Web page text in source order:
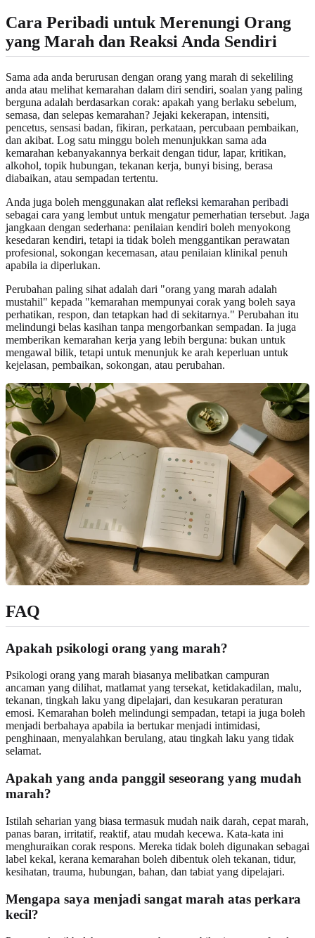
Cara Peribadi untuk Merenungi Orang
yang Marah dan Reaksi Anda Sendiri
Sama ada anda berurusan dengan orang yang marah di sekeliling
anda atau melihat kemarahan dalam diri sendiri, soalan yang paling
berguna adalah berdasarkan corak: apakah yang berlaku sebelum,
semasa, dan selepas kemarahan? Jejaki kekerapan, intensiti,
pencetus, sensasi badan, fikiran, perkataan, percubaan pembaikan,
dan akibat. Log satu minggu boleh menunjukkan sama ada
kemarahan kebanyakannya berkait dengan tidur, lapar, kritikan,
alkohol, topik hubungan, tekanan kerja, bunyi bising, berasa
diabaikan, atau sempadan tertentu.
Anda juga boleh menggunakan alat refleksi kemarahan peribadi
sebagai cara yang lembut untuk mengatur pemerhatian tersebut. Jaga
jangkaan dengan sederhana: penilaian kendiri boleh menyokong
kesedaran kendiri, tetapi ia tidak boleh menggantikan perawatan
profesional, sokongan kecemasan, atau penilaian klinikal penuh
apabila ia diperlukan.
Perubahan paling sihat adalah dari "orang yang marah adalah
mustahil" kepada "kemarahan mempunyai corak yang boleh saya
perhatikan, respon, dan tetapkan had di sekitarnya." Perubahan itu
melindungi belas kasihan tanpa mengorbankan sempadan. Ia juga
memberikan kemarahan kerja yang lebih berguna: bukan untuk
mengawal bilik, tetapi untuk menunjuk ke arah keperluan untuk
kejelasan, pembaikan, sokongan, atau perubahan.
FAQ
Apakah psikologi orang yang marah?
Psikologi orang yang marah biasanya melibatkan campuran
ancaman yang dilihat, matlamat yang tersekat, ketidakadilan, malu,
tekanan, tingkah laku yang dipelajari, dan kesukaran peraturan
emosi. Kemarahan boleh melindungi sempadan, tetapi ia juga boleh
menjadi berbahaya apabila ia bertukar menjadi intimidasi,
penghinaan, menyalahkan berulang, atau tingkah laku yang tidak
selamat.
Apakah yang anda panggil seseorang yang mudah
marah?
Istilah seharian yang biasa termasuk mudah naik darah, cepat marah,
panas baran, irritatif, reaktif, atau mudah kecewa. Kata-kata ini
menghuraikan corak respons. Mereka tidak boleh digunakan sebagai
label kekal, kerana kemarahan boleh dibentuk oleh tekanan, tidur,
kesihatan, trauma, hubungan, bahan, dan tabiat yang dipelajari.
Mengapa saya menjadi sangat marah atas perkara
kecil?